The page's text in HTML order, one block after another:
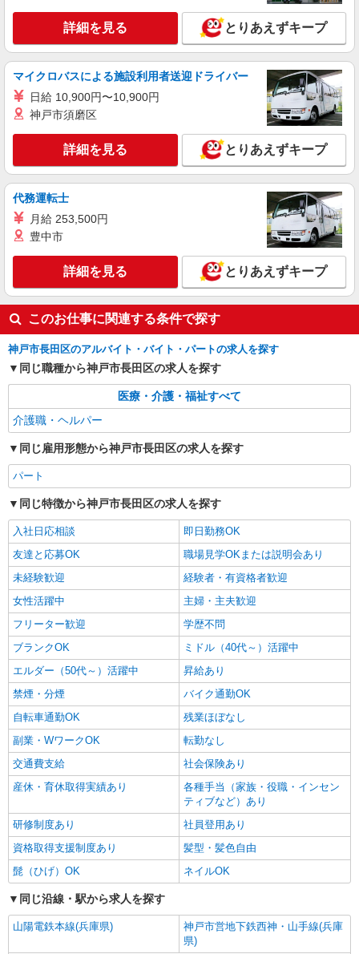
キープ 詳細を見る
派遣社員
株式会社kotrio /●KB-H-2020607
新長田駅｜まずは送迎業務で活躍しよう◎デイ
時給1450円〜2187円 ＜日払い有/週払い有/交
通費全支給(ガソリン代含む)＞
長田区/最寄り駅：新長田
キープ 詳細を見る
詳細を見る とりあえずキープ
マイクロバスによる施設利用者送迎ドライバー
日給 10,900円〜10,900円
神戸市須磨区
詳細を見る とりあえずキープ
代務運転士
月給 253,500円
豊中市
詳細を見る とりあえずキープ
このお仕事に関連する条件で探す
神戸市長田区のアルバイト・バイト・パートの求人を探す
同じ職種から神戸市長田区の求人を探す
医療・介護・福祉すべて
介護職・ヘルパー
同じ雇用形態から神戸市長田区の求人を探す
パート
同じ特徴から神戸市長田区の求人を探す
入社日応相談
即日勤務OK
友達と応募OK
職場見学OKまたは説明会あり
未経験歓迎
経験者・有資格者歓迎
女性活躍中
主婦・主夫歓迎
フリーター歓迎
学歴不問
ブランクOK
ミドル（40代～）活躍中
エルダー（50代～）活躍中
昇給あり
禁煙・分煙
バイク通勤OK
自転車通勤OK
残業ほぼなし
副業・WワークOK
転勤なし
交通費支給
社会保険あり
産休・育休取得実績あり
各種手当（家族・役職・インセン
ティブなど）あり
研修制度あり
社員登用あり
資格取得支援制度あり
髪型・髪色自由
髭（ひげ）OK
ネイルOK
同じ沿線・駅から求人を探す
山陽電鉄本線(兵庫県)
神戸市営地下鉄西神・山手線(兵庫
県)